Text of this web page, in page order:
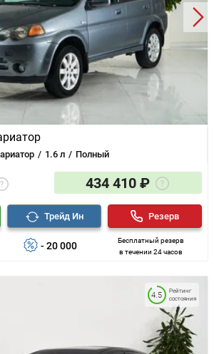
1.6 л Полный
434 410 ₽
- 20 000
Трейд Ин
Бесплатный резерв
в течении 24 часов
Резерв
Рейтинг
состояния
4.5